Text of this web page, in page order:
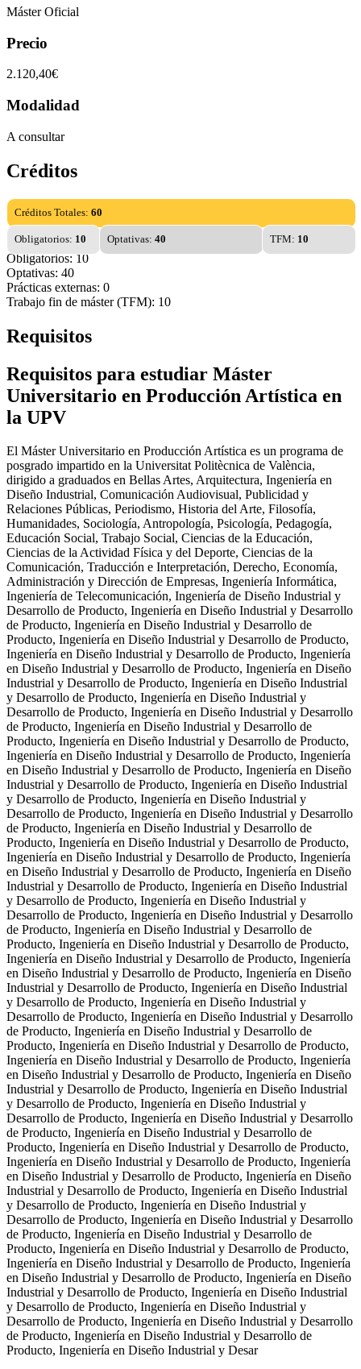
Máster Oficial
Precio
2.120,40€
Modalidad
A consultar
Créditos
Créditos Totales: 60
Obligatorios: 10 Optativas:40 TFM: 10
Obligatorios: 10
Optativas: 40
Prácticas externas: 0
Trabajo fin de máster (TFM): 10
Requisitos
Requisitos para estudiar Máster
Universitario en Producción Artística en
la UPV
El Máster Universitario en Producción Artística es un programa de
posgrado impartido en la Universitat Politècnica de València,
dirigido a graduados en Bellas Artes, Arquitectura, Ingeniería en
Diseño Industrial, Comunicación Audiovisual, Publicidad y
Relaciones Públicas, Periodismo, Historia del Arte, Filosofía,
Humanidades, Sociología, Antropología, Psicología, Pedagogía,
Educación Social, Trabajo Social, Ciencias de la Educación,
Ciencias de la Actividad Física y del Deporte, Ciencias de la
Comunicación, Traducción e Interpretación, Derecho, Economía,
Administración y Dirección de Empresas, Ingeniería Informática,
Ingeniería de Telecomunicación, Ingeniería de Diseño Industrial y
Desarrollo de Producto, Ingeniería en Diseño Industrial y Desarrollo
de Producto, Ingeniería en Diseño Industrial y Desarrollo de
Producto, Ingeniería en Diseño Industrial y Desarrollo de Producto,
Ingeniería en Diseño Industrial y Desarrollo de Producto, Ingeniería
en Diseño Industrial y Desarrollo de Producto, Ingeniería en Diseño
Industrial y Desarrollo de Producto, Ingeniería en Diseño Industrial
y Desarrollo de Producto, Ingeniería en Diseño Industrial y
Desarrollo de Producto, Ingeniería en Diseño Industrial y Desarrollo
de Producto, Ingeniería en Diseño Industrial y Desarrollo de
Producto, Ingeniería en Diseño Industrial y Desarrollo de Producto,
Ingeniería en Diseño Industrial y Desarrollo de Producto, Ingeniería
en Diseño Industrial y Desarrollo de Producto, Ingeniería en Diseño
Industrial y Desarrollo de Producto, Ingeniería en Diseño Industrial
y Desarrollo de Producto, Ingeniería en Diseño Industrial y
Desarrollo de Producto, Ingeniería en Diseño Industrial y Desarrollo
de Producto, Ingeniería en Diseño Industrial y Desarrollo de
Producto, Ingeniería en Diseño Industrial y Desarrollo de Producto,
Ingeniería en Diseño Industrial y Desarrollo de Producto, Ingeniería
en Diseño Industrial y Desarrollo de Producto, Ingeniería en Diseño
Industrial y Desarrollo de Producto, Ingeniería en Diseño Industrial
y Desarrollo de Producto, Ingeniería en Diseño Industrial y
Desarrollo de Producto, Ingeniería en Diseño Industrial y Desarrollo
de Producto, Ingeniería en Diseño Industrial y Desarrollo de
Producto, Ingeniería en Diseño Industrial y Desarrollo de Producto,
Ingeniería en Diseño Industrial y Desarrollo de Producto, Ingeniería
en Diseño Industrial y Desarrollo de Producto, Ingeniería en Diseño
Industrial y Desarrollo de Producto, Ingeniería en Diseño Industrial
y Desarrollo de Producto, Ingeniería en Diseño Industrial y
Desarrollo de Producto, Ingeniería en Diseño Industrial y Desarrollo
de Producto, Ingeniería en Diseño Industrial y Desarrollo de
Producto, Ingeniería en Diseño Industrial y Desarrollo de Producto,
Ingeniería en Diseño Industrial y Desarrollo de Producto, Ingeniería
en Diseño Industrial y Desarrollo de Producto, Ingeniería en Diseño
Industrial y Desarrollo de Producto, Ingeniería en Diseño Industrial
y Desarrollo de Producto, Ingeniería en Diseño Industrial y
Desarrollo de Producto, Ingeniería en Diseño Industrial y Desarrollo
de Producto, Ingeniería en Diseño Industrial y Desarrollo de
Producto, Ingeniería en Diseño Industrial y Desarrollo de Producto,
Ingeniería en Diseño Industrial y Desarrollo de Producto, Ingeniería
en Diseño Industrial y Desarrollo de Producto, Ingeniería en Diseño
Industrial y Desarrollo de Producto, Ingeniería en Diseño Industrial
y Desarrollo de Producto, Ingeniería en Diseño Industrial y
Desarrollo de Producto, Ingeniería en Diseño Industrial y Desarrollo
de Producto, Ingeniería en Diseño Industrial y Desarrollo de
Producto, Ingeniería en Diseño Industrial y Desarrollo de Producto,
Ingeniería en Diseño Industrial y Desarrollo de Producto, Ingeniería
en Diseño Industrial y Desarrollo de Producto, Ingeniería en Diseño
Industrial y Desarrollo de Producto, Ingeniería en Diseño Industrial
y Desarrollo de Producto, Ingeniería en Diseño Industrial y
Desarrollo de Producto, Ingeniería en Diseño Industrial y Desarrollo
de Producto, Ingeniería en Diseño Industrial y Desarrollo de
Producto, Ingeniería en Diseño Industrial y Desar